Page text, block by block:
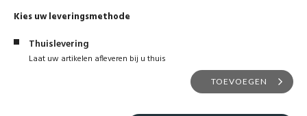
Kies uw leveringsmethode
Thuislevering
Laat uw artikelen afleveren bij u thuis
TOEVOEGEN